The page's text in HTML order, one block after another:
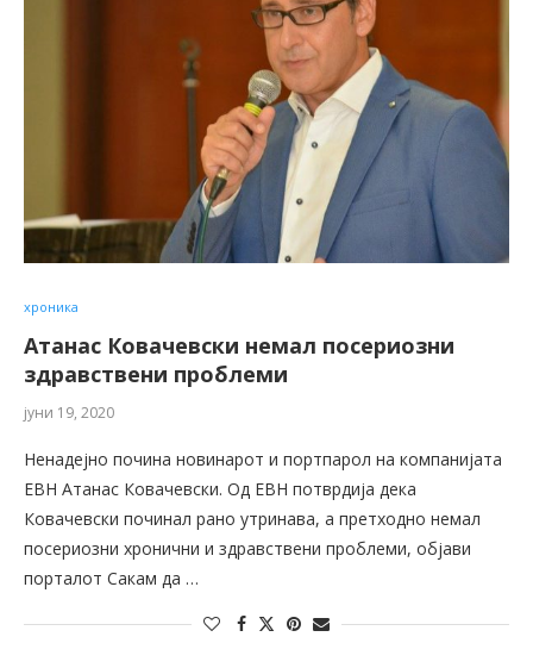
хроника
Атанас Ковачевски немал посериозни
здравствени проблеми
јуни 19, 2020
Ненадејно почина новинарот и портпарол на компанијата
ЕВН Атанас Ковачевски. Од ЕВН потврдија дека
Ковачевски починал рано утринава, а претходно немал
посериозни хронични и здравствени проблеми, објави
порталот Сакам да …